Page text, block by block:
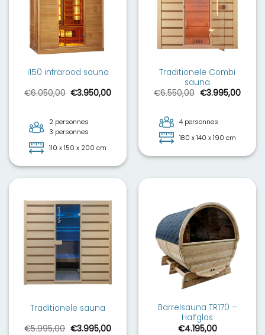
i150 infrarood sauna
€6.050,00 Le
€6.050,00.
€3.950,00Le
2 personnes
3 personnes
110 x 150 x 200 cm
Traditionele Combi
sauna
€6.550,00 Le
€6.550,00.
€3.995,00Le
4 personnes
180 x 140 x 190 cm
Traditionele sauna
€5.995,00 Le
€3.995,00Le
Barrelsauna TR170 –
Halfglas
€4.195,00